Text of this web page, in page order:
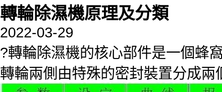
轉輪除濕機原理及分類
2022-03-29
?轉輪除濕機的核心部件是一個蜂
轉輪兩側由特殊的密封裝置分成